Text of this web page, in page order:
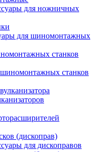
для ножничных
для шиномонтажных
станков
станков
(дископрав)
для дископравов